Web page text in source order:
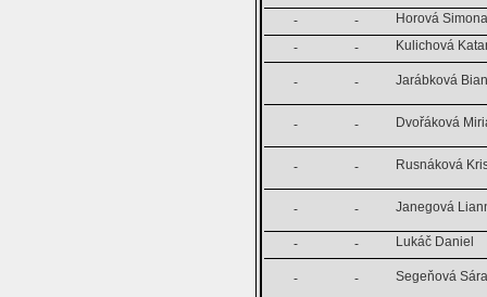
-
-
Horová
-
- Kulichová
- - Jarábková
- - Dvořáková
- - Rusnáková
- - Janegová
- - Lukáč Daniel
- - Segeňová